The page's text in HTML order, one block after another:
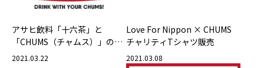
アサヒ飲料「十六茶」と
「CHUMS（チャムス）」のコ
ラボキャンペーン
2021.03.22
Love For Nippon × CHUMS
チャリティTシャツ販売
2021.03.08